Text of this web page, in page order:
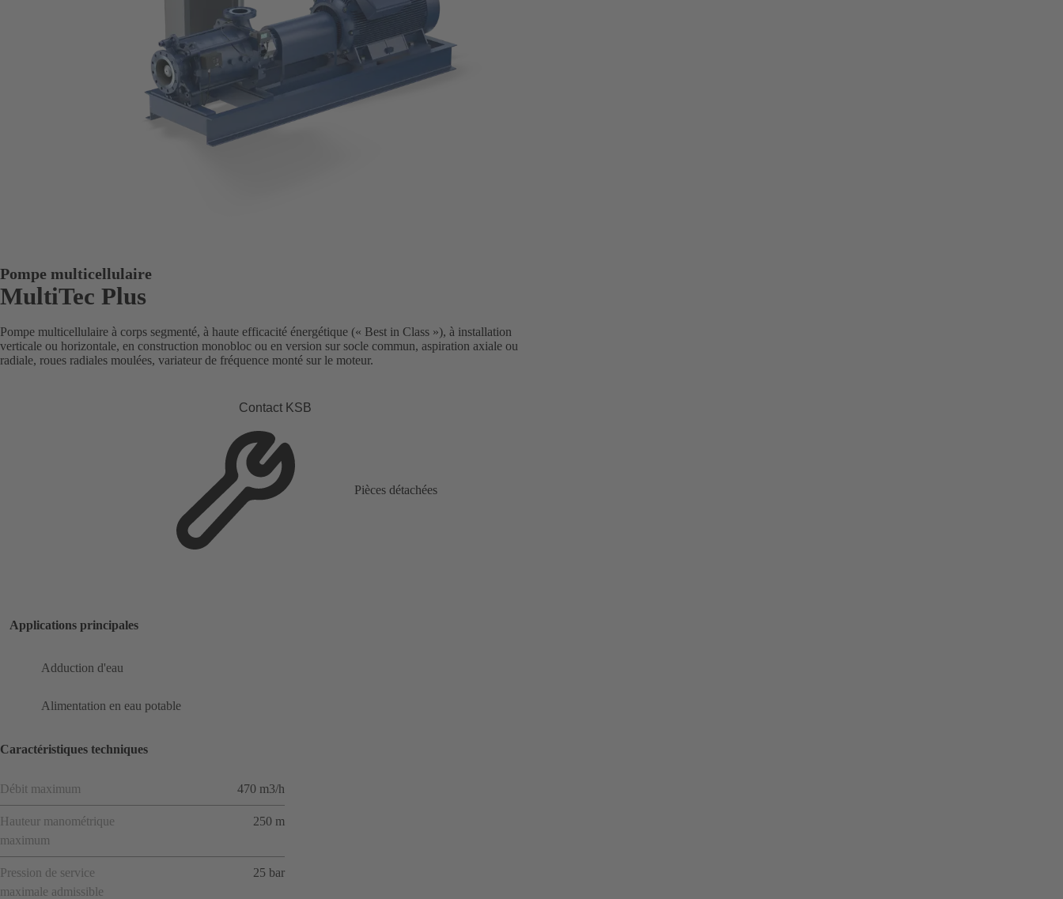
Pompe multicellulaire
MultiTec Plus
Pompe multicellulaire à corps segmenté, à haute efficacité énergétique (« Best in Class »), à installation
verticale ou horizontale, en construction monobloc ou en version sur socle commun, aspiration axiale ou
radiale, roues radiales moulées, variateur de fréquence monté sur le moteur.
Contact KSB
Pièces détachées
Applications principales
Adduction d'eau
Alimentation en eau potable
Caractéristiques techniques
Débit maximum 470 m3/h
Hauteur manométrique
maximum
250 m
Pression de service
maximale admissible
25 bar